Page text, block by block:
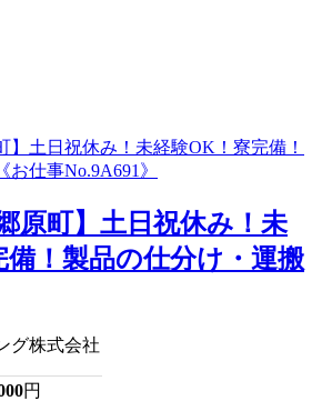
原町】土日祝休み！未
！製品の仕分け・運搬
グ株式会社
円